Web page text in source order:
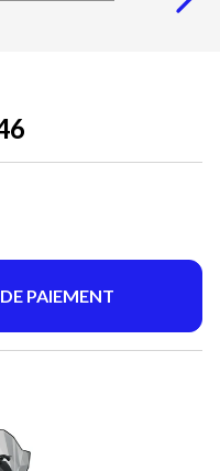
PAIEMENT